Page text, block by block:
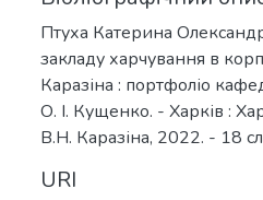
Птуха Катерина
закладу харчування в
Каразіна : портфоліо
О. І. Кущенко. - Харків :
В.Н. Каразіна, 2022. - 18
URI